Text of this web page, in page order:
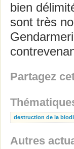
bien
sont très
Partagez
destruction de la
Autres